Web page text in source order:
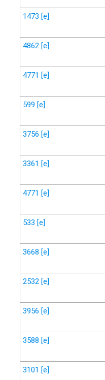
1473 [e]
4862 [e]
4771 [e]
599 [e]
3756 [e]
3361 [e]
4771 [e]
533 [e]
3668 [e]
2532 [e]
3956 [e]
3588 [e]
3101 [e]